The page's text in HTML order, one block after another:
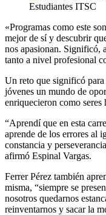
Estudiantes ITSC
«Programas como este
mejor de sí y descubrir
nos apasionan. Significó,
tanto a nivel profesional
Un reto que significó para
jóvenes un mundo de
enriquecieron como seres
“Aprendí que en esta
aprende de los errores al
constancia y
afirmó Espinal Vargas.
Ferrer Pérez también
misma, “siempre se
nosotros quedarnos
reinventarnos y sacar la